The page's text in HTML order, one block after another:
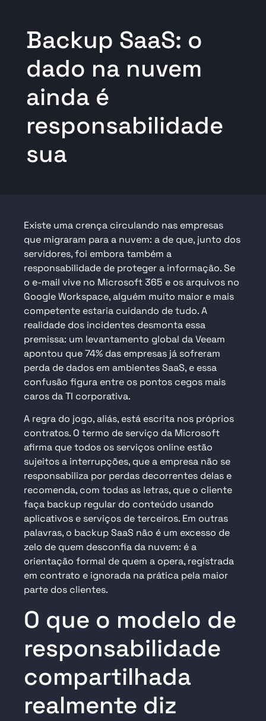
Backup SaaS: o
dado na nuvem
ainda é
responsabilidade
sua
Existe uma crença circulando nas empresas
que migraram para a nuvem: a de que, junto dos
servidores, foi embora também a
responsabilidade de proteger a informação. Se
o e-mail vive no Microsoft 365 e os arquivos no
Google Workspace, alguém muito maior e mais
competente estaria cuidando de tudo. A
realidade dos incidentes desmonta essa
premissa: um levantamento global da Veeam
apontou que 74% das empresas já sofreram
perda de dados em ambientes SaaS, e essa
confusão figura entre os pontos cegos mais
caros da TI corporativa.
A regra do jogo, aliás, está escrita nos próprios
contratos. O termo de serviço da Microsoft
afirma que todos os serviços online estão
sujeitos a interrupções, que a empresa não se
responsabiliza por perdas decorrentes delas e
recomenda, com todas as letras, que o cliente
faça backup regular do conteúdo usando
aplicativos e serviços de terceiros. Em outras
palavras, o backup SaaS não é um excesso de
zelo de quem desconfia da nuvem: é a
orientação formal de quem a opera, registrada
em contrato e ignorada na prática pela maior
parte dos clientes.
O que o modelo de
responsabilidade
compartilhada
realmente diz